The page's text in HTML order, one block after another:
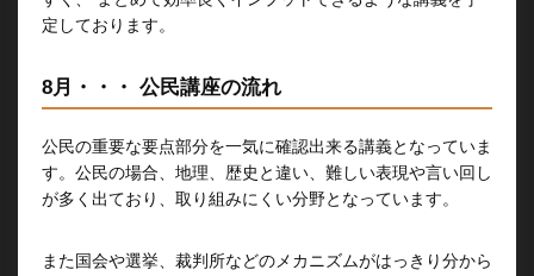
定しております。
8月・・・ 公民講座の流れ
公民の重要な要点部分を一気に確認出来る講義となっていま
す。公民の場合、地理、歴史と違い、難しい表現や言い回し
が多く出ており、取り組みにくい分野となっています。
また国会や選挙、裁判所などのメカニズムがはっきり分から